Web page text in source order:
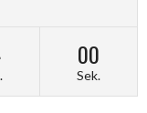
59
Sek.